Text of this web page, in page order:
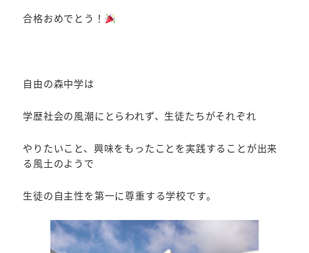
合格おめでとう！
自由の森中学は
学歴社会の風潮にとらわれず、生徒たちがそれぞれ
やりたいこと、興味をもったことを実践することが出来
る風土のようで
生徒の自主性を第一に尊重する学校です。